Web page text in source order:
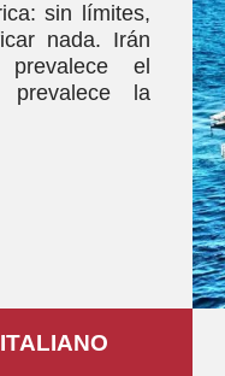
sin límites,
nada. Irán
el
prevalece la
ITALIANO